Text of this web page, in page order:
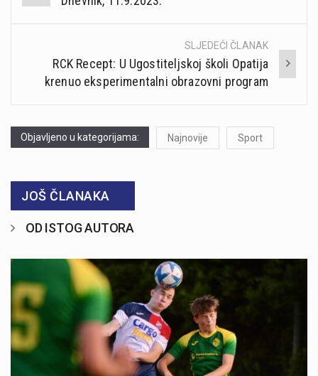
SLJEDEĆI ČLANAK
RCK Recept: U Ugostiteljskoj školi Opatija
krenuo eksperimentalni obrazovni program
Objavljeno u kategorijama: Najnovije Sport
JOŠ ČLANAKA
OD ISTOG AUTORA